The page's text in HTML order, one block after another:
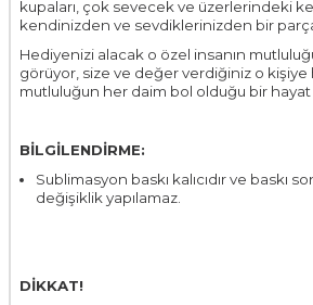
kupaları, çok sevecek ve üzerlerindeki
kendinizden ve sevdiklerinizden bir parça
Hediyenizi alacak o özel insanın
görüyor, size ve değer verdiğiniz o kişiye
mutluluğun her daim bol olduğu bir hayat
BİLGİLENDİRME:
Sublimasyon baskı kalıcıdır ve baskı
değişiklik yapılamaz.
DİKKAT!